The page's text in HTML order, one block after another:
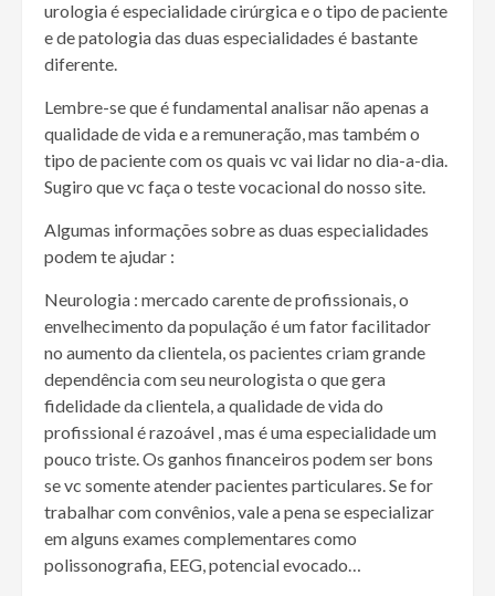
urologia é especialidade cirúrgica e o tipo de paciente
e de patologia das duas especialidades é bastante
diferente.
Lembre-se que é fundamental analisar não apenas a
qualidade de vida e a remuneração, mas também o
tipo de paciente com os quais vc vai lidar no dia-a-dia.
Sugiro que vc faça o teste vocacional do nosso site.
Algumas informações sobre as duas especialidades
podem te ajudar :
Neurologia : mercado carente de profissionais, o
envelhecimento da população é um fator facilitador
no aumento da clientela, os pacientes criam grande
dependência com seu neurologista o que gera
fidelidade da clientela, a qualidade de vida do
profissional é razoável , mas é uma especialidade um
pouco triste. Os ganhos financeiros podem ser bons
se vc somente atender pacientes particulares. Se for
trabalhar com convênios, vale a pena se especializar
em alguns exames complementares como
polissonografia, EEG, potencial evocado…